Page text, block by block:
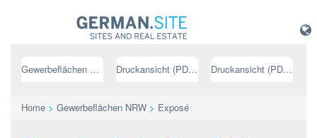
Gewerbeflächen NRW Druckansicht (PDF) // deutsch Druckansicht (PDF) // englisch
Home > Gewerbeflächen NRW > Exposé